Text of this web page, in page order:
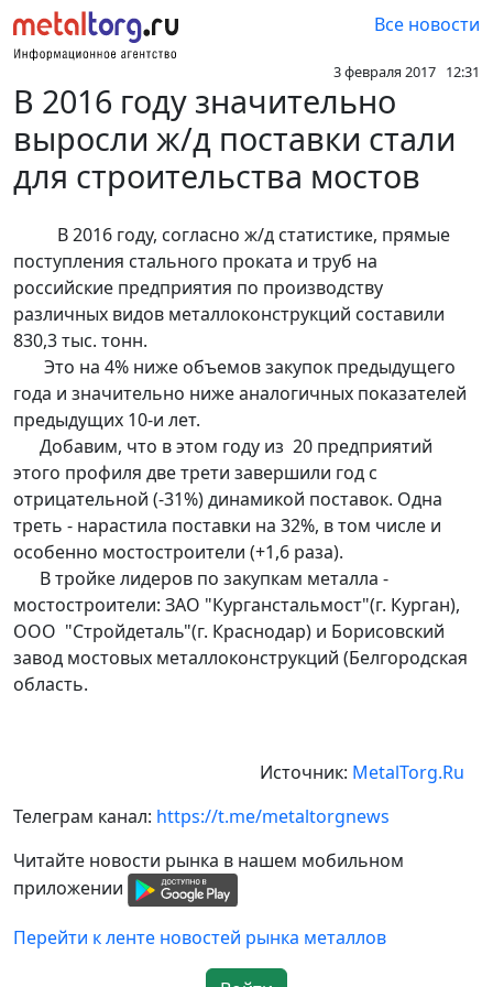
Все новости
3 февраля 2017 12:31
В 2016 году значительно
выросли ж/д поставки стали
для строительства мостов
В 2016 году, согласно ж/д статистике, прямые
поступления стального проката и труб на
российские предприятия по производству
различных видов металлоконструкций составили
830,3 тыс. тонн.
Это на 4% ниже объемов закупок предыдущего
года и значительно ниже аналогичных показателей
предыдущих 10-и лет.
Добавим, что в этом году из 20 предприятий
этого профиля две трети завершили год с
отрицательной (-31%) динамикой поставок. Одна
треть - нарастила поставки на 32%, в том числе и
особенно мостостроители (+1,6 раза).
В тройке лидеров по закупкам металла -
мостостроители: ЗАО "Курганстальмост"(г. Курган),
ООО "Стройдеталь"(г. Краснодар) и Борисовский
завод мостовых металлоконструкций (Белгородская
область.
Источник: MetalTorg.Ru
Телеграм канал: https://t.me/metaltorgnews
Читайте новости рынка в нашем мобильном
приложении
Перейти к ленте новостей рынка металлов